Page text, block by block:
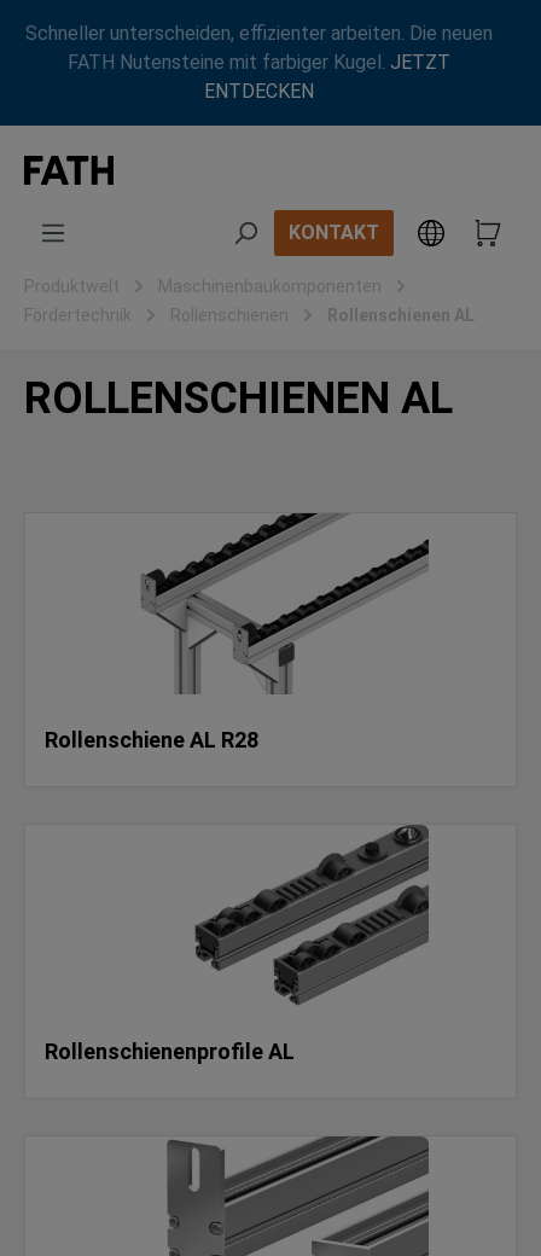
Zum Hauptinhalt springen
Schneller unterscheiden, effizienter arbeiten. Die neuen
FATH Nutensteine mit farbiger Kugel. JETZT
ENTDECKEN
KONTAKT
Produktwelt
Maschinenbaukomponenten
Fördertechnik
Rollenschienen Rollenschienen AL
ROLLENSCHIENEN AL
Rollenschiene AL R28
Rollenschienenprofile AL